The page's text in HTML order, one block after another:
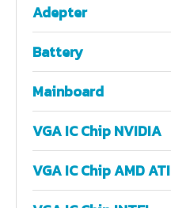
Adepter
Battery
Mainboard
VGA IC Chip NVIDIA
VGA IC Chip AMD ATI